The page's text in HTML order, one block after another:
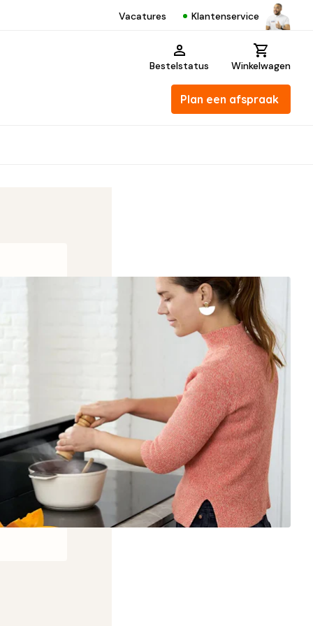
Vacatures Klantenservice
Bestelstatus Winkelwagen
Plan een afspraak